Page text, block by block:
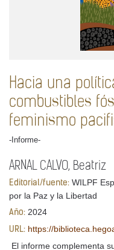
Hacia una
combustibles
feminismo
-Informe-
ARNAL CALVO, Beatriz
Editorial/fuente: WILPF
por la Paz y la Libertad
Año: 2024
URL: https://
El informe complementa